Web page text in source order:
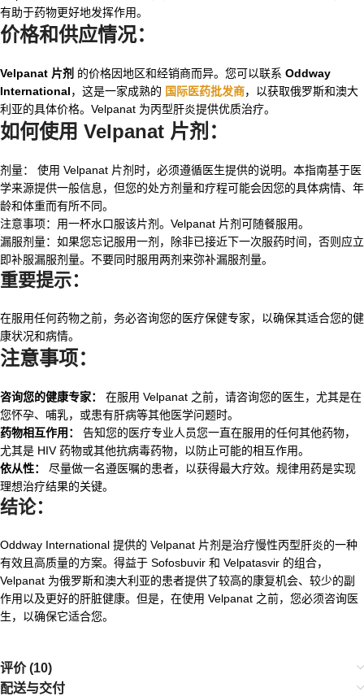
有助于药物更好地发挥作用。
价格和供应情况：
Velpanat 片剂 的价格因地区和经销商而异。您可以联系 Oddway
International，这是一家成熟的 国际医药批发商，以获取俄罗斯和澳大
利亚的具体价格。Velpanat 为丙型肝炎提供优质治疗。
如何使用 Velpanat 片剂：
剂量：
使用 Velpanat 片剂时，必须遵循医生提供的说明。本指南基于医
学来源提供一般信息，但您的处方剂量和疗程可能会因您的具体病情、年
龄和体重而有所不同。
注意事项：用一杯水口服该片剂。Velpanat 片剂可随餐服用。
漏服剂量：如果您忘记服用一剂，除非已接近下一次服药时间，否则应立
即补服漏服剂量。不要同时服用两剂来弥补漏服剂量。
重要提示：
在服用任何药物之前，务必咨询您的医疗保健专家，以确保其适合您的健
康状况和病情。
注意事项：
咨询您的健康专家：
在服用 Velpanat 之前，请咨询您的医生，尤其是在
您怀孕、哺乳，或患有肝病等其他医学问题时。
药物相互作用：
告知您的医疗专业人员您一直在服用的任何其他药物，
尤其是 HIV 药物或其他抗病毒药物，以防止可能的相互作用。
依从性：
尽量做一名遵医嘱的患者，以获得最大疗效。规律用药是实现
理想治疗结果的关键。
结论：
Oddway International 提供的 Velpanat 片剂是治疗慢性丙型肝炎的一种
有效且高质量的方案。得益于 Sofosbuvir 和 Velpatasvir 的组合，
Velpanat 为俄罗斯和澳大利亚的患者提供了较高的康复机会、较少的副
作用以及更好的肝脏健康。但是，在使用 Velpanat 之前，您必须咨询医
生，以确保它适合您。
评价 (10)
配送与交付